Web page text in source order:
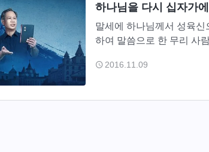
하나님을 다시 십자가
말세에 하나님께서 성육
하여 말씀으로 한 무리 사
미 최고조로...
2016.11.09